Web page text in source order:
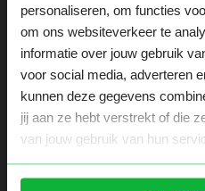
personaliseren, om functies
om ons websiteverkeer te
informatie over jouw gebruik
voor social media, adverteren
kunnen deze gegevens
jij aan ze hebt verstrekt of die
van jouw gebruik van hun